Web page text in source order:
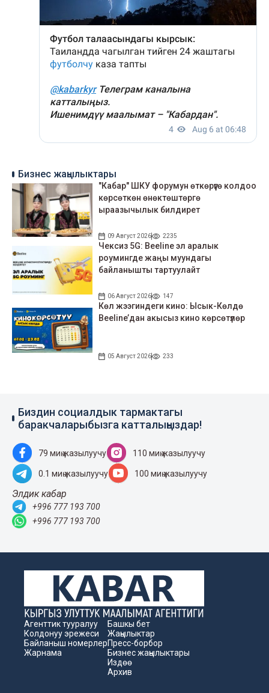
Бизнес жаңылыктары
"Кабар" ШКУ форумун өткөрүүгө колдоо
көрсөткөн өнөктөштөргө
ыраазычылык билдирет
09 Август 2026 2235
Чексиз 5G: Beeline эл аралык
роумингде жаңы муундагы
байланышты тартуулайт
06 Август 2026 147
Көл жээгиндеги кино: Ысык-Көлдө
Beeline’дан акысыз кино көрсөтүлөр
05 Август 2026 233
Биздин социалдык тармактагы
баракчаларыбызга катталыңыздар!
79 миң жазылуучу 110 миң жазылуучу
0.1 миң жазылуучу 100 миң жазылуучу
Элдик кабар
+996 777 193 700
+996 777 193 700
Агенттик тууралуу
Колдонуу эрежеси
Байланыш номерлер
Жарнама
Башкы бет
Жаңылыктар
Пресс-борбор
Бизнес жаңылыктары
Издөө
Архив